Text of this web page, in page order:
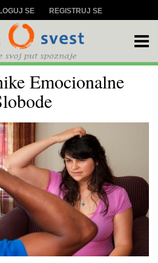
SE REGISTRUJ SE
Emocionalne